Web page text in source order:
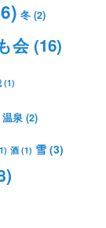
冬 (2)
会(16)
(1)
温泉 (2)
酒 (1) 雪 (3)